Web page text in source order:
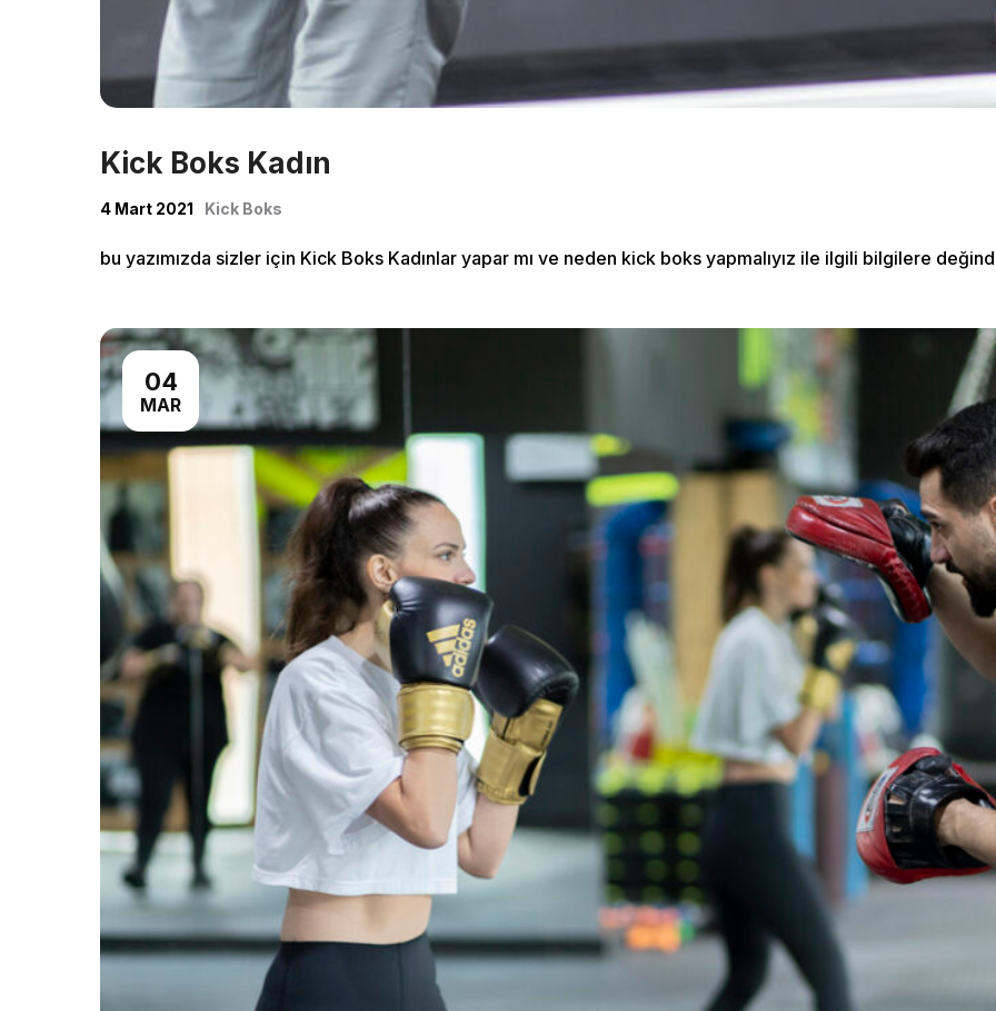
Kick Boks Kadın
4 Mart 2021 Kick Boks
bu yazımızda sizler için Kick Boks Kadınlar yapar mı ve neden kick boks yapmalıyız ile ilgili bilgilere
04
MAR
Home
More Pages
Our Trainers